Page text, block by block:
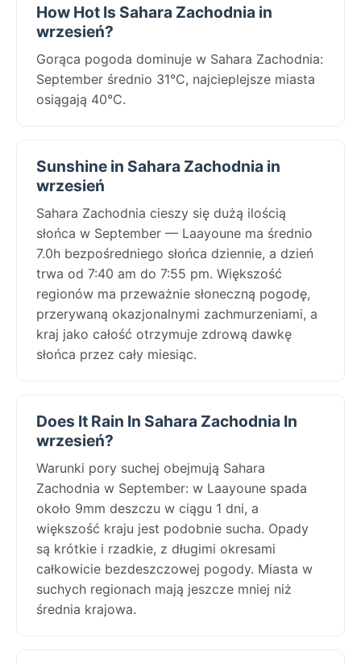
How Hot Is Sahara Zachodnia in
wrzesień?
Gorąca pogoda dominuje w Sahara Zachodnia:
September średnio 31°C, najcieplejsze miasta
osiągają 40°C.
Sunshine in Sahara Zachodnia in
wrzesień
Sahara Zachodnia cieszy się dużą ilością
słońca w September — Laayoune ma średnio
7.0h bezpośredniego słońca dziennie, a dzień
trwa od 7:40 am do 7:55 pm. Większość
regionów ma przeważnie słoneczną pogodę,
przerywaną okazjonalnymi zachmurzeniami, a
kraj jako całość otrzymuje zdrową dawkę
słońca przez cały miesiąc.
Does It Rain In Sahara Zachodnia In
wrzesień?
Warunki pory suchej obejmują Sahara
Zachodnia w September: w Laayoune spada
około 9mm deszczu w ciągu 1 dni, a
większość kraju jest podobnie sucha. Opady
są krótkie i rzadkie, z długimi okresami
całkowicie bezdeszczowej pogody. Miasta w
suchych regionach mają jeszcze mniej niż
średnia krajowa.